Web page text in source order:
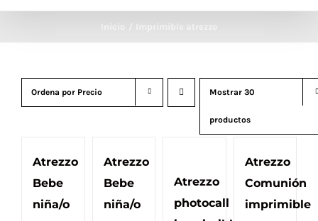
Inicio Imprimible atrezzo
Ordena por Precio Mostrar 30
productos
Atrezzo
Bebe
niña/o
Atrezzo
Bebe
niña/o
Atrezzo
photocall
Atrezzo
Comunión
imprimible